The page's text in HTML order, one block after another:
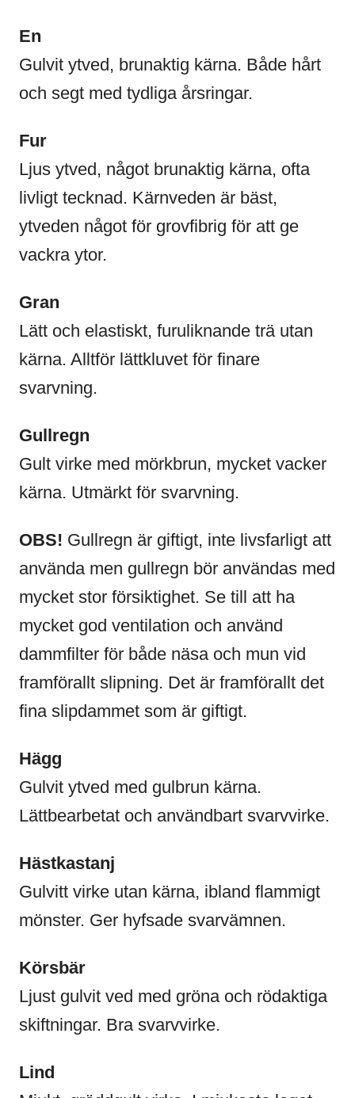
En
Gulvit ytved, brunaktig kärna. Både hårt
och segt med tydliga årsringar.
Fur
Ljus ytved, något brunaktig kärna, ofta
livligt tecknad. Kärnveden är bäst,
ytveden något för grovfibrig för att ge
vackra ytor.
Gran
Lätt och elastiskt, furuliknande trä utan
kärna. Alltför lättkluvet för finare
svarvning.
Gullregn
Gult virke med mörkbrun, mycket vacker
kärna. Utmärkt för svarvning.
OBS! Gullregn är giftigt, inte livsfarligt att
använda men gullregn bör användas med
mycket stor försiktighet. Se till att ha
mycket god ventilation och använd
dammfilter för både näsa och mun vid
framförallt slipning. Det är framförallt det
fina slipdammet som är giftigt.
Hägg
Gulvit ytved med gulbrun kärna.
Lättbearbetat och användbart svarvvirke.
Hästkastanj
Gulvitt virke utan kärna, ibland flammigt
mönster. Ger hyfsade svarvämnen.
Körsbär
Ljust gulvit ved med gröna och rödaktiga
skiftningar. Bra svarvvirke.
Lind